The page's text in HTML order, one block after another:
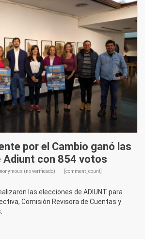
por el Cambio ganó las
Adiunt con 854 votos
(no verificado) [comment_count]
las elecciones de ADIUNT para
Comisión Revisora de Cuentas y